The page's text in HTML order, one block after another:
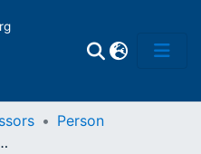
Person
Walburga